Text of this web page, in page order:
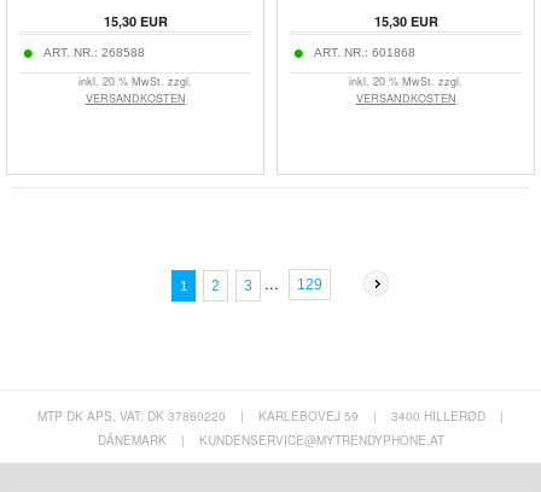
15,30 EUR
ART. NR.: 268588
inkl. 20 % MwSt. zzgl.
VERSANDKOSTEN
15,30 EUR
ART. NR.: 601868
inkl. 20 % MwSt. zzgl.
VERSANDKOSTEN
1 2 3 ... 129
MTP DK APS, VAT: DK 37860220 | KARLEBOVEJ 59 | 3400 HILLERØD
|
DÄNEMARK
| KUNDENSERVICE@MYTRENDYPHONE.AT